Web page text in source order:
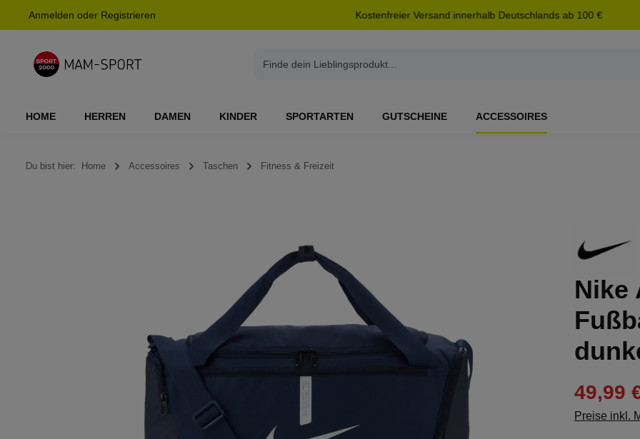
Zur Hauptnavigation springen
Anmelden oder Registrieren Kostenfreier Versand innerhalb Deutschlands ab 100 €
HOME HERREN DAMEN KINDER SPORTARTEN GUTSCHEINE ACCESSOIRES
Du bist hier: Home Accessoires Taschen Fitness & Freizeit
Nike
49,99
Preise inkl.